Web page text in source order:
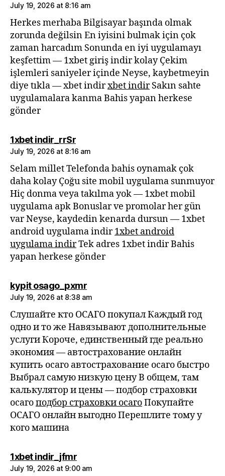
July 19, 2026 at 8:16 am
Herkes merhaba Bilgisayar başında olmak
zorunda değilsin En iyisini bulmak için çok
zaman harcadım Sonunda en iyi uygulamayı
keşfettim — 1xbet giriş indir kolay Çekim
işlemleri saniyeler içinde Neyse, kaybetmeyin
diye tıkla — xbet indirxbet indirSakın sahte
uygulamalara kanma Bahis yapan herkese
gönder
1xbet indir_rrSrsays:
July 19, 2026 at 8:16 am
Selam millet Telefonda bahis oynamak çok
daha kolay Çoğu site mobil uygulama sunmuyor
Hiç donma veya takılma yok — 1xbet mobil
uygulama apk Bonuslar ve promolar her gün
var Neyse, kaydedin kenarda dursun — 1xbet
android uygulama indir1xbet android
uygulama indirTek adres 1xbet indir Bahis
yapan herkese gönder
kypit osago_pxmrsays:
July 19, 2026 at 8:38 am
Слушайте кто ОСАГО покупал Каждый год
одно и то же Навязывают дополнительные
услуги Короче, единственный где реально
экономия — автострахование онлайн
купить осаго автострахование осаго быстро
Выбрал самую низкую цену В общем, там
калькулятор и цены — подбор страховки
осагоподбор страховки осагоПокупайте
ОСАГО онлайн выгодно Перешлите тому у
кого машина
1xbet indir_jfmrsays:
July 19, 2026 at 9:00 am